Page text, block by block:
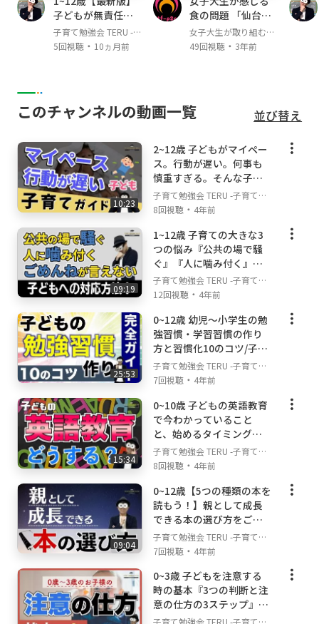
に見えるかもしれませんが、至って真面目に発
信しています😊
あります。赤ちゃん(乳児)〜幼児、小学生以降
の子育て・育児も含めて、いろんな学びはあり
ますが、私はただ学べば良いわけではないと思
っています。学び＋心の安定を大切にしながら
情報を得ていくことで、親子ともに無理のな
い。でもベストな成長を実現できると考えてい
ます。そんな親子の心を大切にしながら子育
て・育児について学び、不安や悩みを解消して
▼このチャンネルの合言葉
『できる限りできる範囲で』
私のチャンネルの情報を受け取る際には、どの
動画にもこの合言葉を前提にご覧下さい。『で
きる限りできる範囲で』という言葉は、子育
て・育児のベストな親の姿を表す言葉だと思っ
ています。子どもために親は犠牲になるのでは
なく、親も自分を大切にしながら、できる限り
できる範囲で子どもと関わっていく。その方が
子どもも安心できますし、親の不安も少しずつ
解消されていきます。親の心の安定ほど子ども
に良い影響を与えてくれることはありません！
▼このチャンネルを見てほしい方
・子育て・育児に自信がなくて不安や悩みを抱
えているという方
・子どもの成長のためにできることを知りたい
という方
・子育て・育児との向き合い方を知り、不安や
悩みを解消したいという方
・子どものことを理解して良いコミュニケーシ
ョンを取っていきたいという方
・育児の負担を減らしていきたいという方
子どもが無責任に
なる親やご家庭の
特徴/子育て勉強会
子育て勉強会 TERU -子
育て・育児の悩みや不
5回視聴・ 10ヵ月前
食の問題 「仙台大
学 1年 MF 河野辺楓
果さん」
女子大生が取り組む食
の問題
49回視聴・ 3年前
このチャンネルの動画一覧 並び替え
10:23
2~12歳 子どもがマイペー
ス。行動が遅い。何事も
慎重すぎる。そんな子育
てのポイントについて解
説します！/子育て勉強会
みや不安解決ch
子育て勉強会 TERU -子育て・
育児の悩みや不安解決ch-
8回視聴 ・ 4年前
09:19
1~12歳 子育ての大きな3
つの悩み『公共の場で騒
ぐ』『人に噛み付く』
『ごめんねが言えない』
時の対応方法！/子育て勉
の悩みや不安解決ch
子育て勉強会 TERU -子育て・
育児の悩みや不安解決ch-
12回視聴 ・ 4年前
25:53
0~12歳 幼児〜小学生の勉
強習慣・学習習慣の作り
方と習慣化10のコツ/子育
て勉強会TERUの子育て・
育児の悩みや不安解決ch
子育て勉強会 TERU -子育て・
育児の悩みや不安解決ch-
7回視聴 ・ 4年前
15:34
0~10歳 子どもの英語教育
で今わかっていること
と、始めるタイミングや
方法などの考え方『赤ち
ゃん～幼児、小学生向け
会TERUの子育て・育児の
悩みや不安解決ch
子育て勉強会 TERU -子育て・
育児の悩みや不安解決ch-
8回視聴 ・ 4年前
09:04
0~12歳【5つの種類の本を
読もう！】親として成長
できる本の選び方をご紹
介します！/子育て勉強会
TERUの子育て・育児の悩
子育て勉強会 TERU -子育て・
育児の悩みや不安解決ch-
7回視聴 ・ 4年前
0~3歳 子どもを注意する
時の基本『3つの判断と注
意の仕方の3ステップ』/
子育て勉強会TERUの子育